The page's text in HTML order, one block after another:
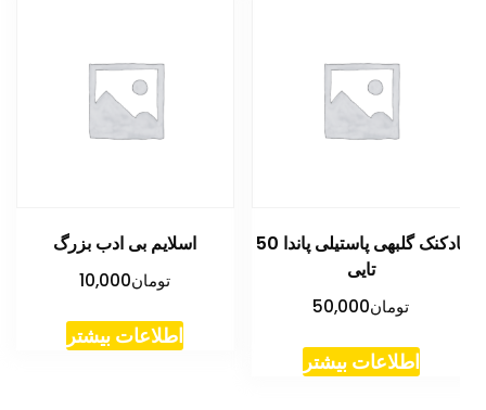
بادکنک گلبهی پاستیلی پاندا 50
تایی
تومان50,000
اطلاعات بیشتر
اسلایم بی ادب بزرگ
تومان10,000
اطلاعات بیشتر